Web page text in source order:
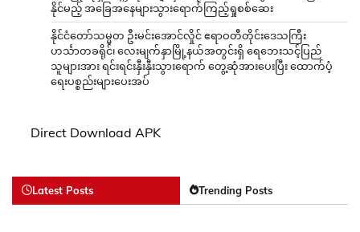
နိုင်မည့် အခြေအနေများသွားရောက်ကြည့်ရှုစစ်ဆေး
နိုင်ငံတော်သမ္မတ ဦးမင်းအောင်လှိုင် ဧရာဝတီတိုင်းဒေသကြီး
ဟင်္သာတခရိုင်၊ လေးမျက်နှာမြို့နယ်အတွင်းရှိ ရေဘေးသင့်ပြည်
သူများအား ရင်းရင်းနှီးနှီးသွားရောက် တွေ့ဆုံအားပေးပြီး ထောက်ပံ့
ရေးပစ္စည်းများပေးအပ်
Direct Download APK
Latest Posts Trending Posts